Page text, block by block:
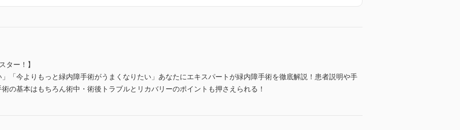
ター！】
」「今よりもっと緑内障手術がうまくなりたい」あなたにエキスパートが緑内障手術を徹底解説！患者説明や手
の基本はもちろん術中・術後トラブルとリカバリーのポイントも押さえられる！